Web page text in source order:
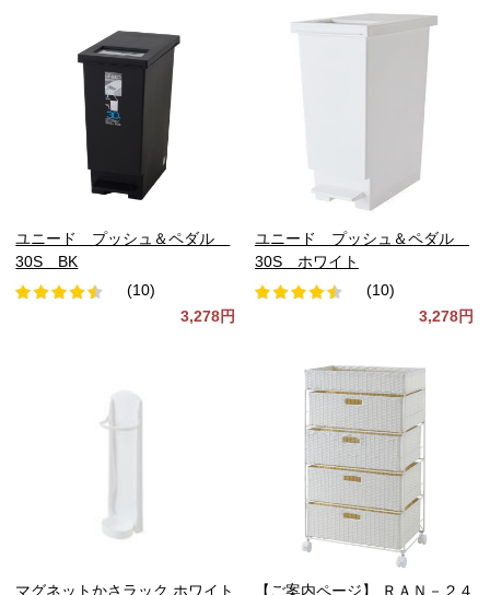
ユニード プッシュ＆ペダル
30S BK
(10)
3,278円
ユニード プッシュ＆ペダル
30S ホワイト
(10)
3,278円
マグネットかさラック ホワイト 【ご案内ページ】 ＲＡＮ－２４